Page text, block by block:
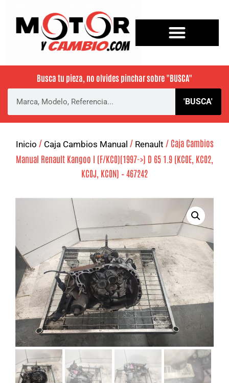
Busca tu pieza, no olvides pinchar sobre "BUSCA"
'BUSCA'
Inicio / Caja Cambios Manual / Renault / Caja Cambios
Manual Renault Kangoo I (F/KC0)(1997->) D 65 1.9 (KC0E, KC02,
KC0J, KC0N) – 467242